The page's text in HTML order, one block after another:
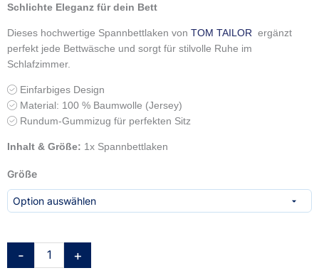
Schlichte Eleganz für dein Bett
Dieses hochwertige Spannbettlaken von TOM TAILOR ergänzt
perfekt jede Bettwäsche und sorgt für stilvolle Ruhe im
Schlafzimmer.
Einfarbiges Design
Material: 100 % Baumwolle (Jersey)
Rundum-Gummizug für perfekten Sitz
Inhalt & Größe: 1x Spannbettlaken
Größe
-
TOM
TAILOR
Spannbettlaken
+